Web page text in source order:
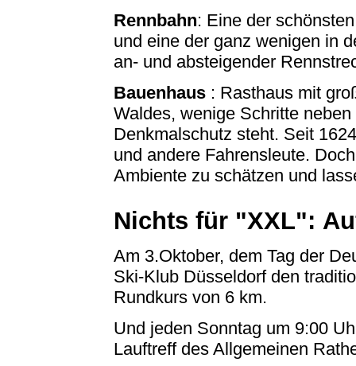
Rennbahn: Eine der
und eine der ganz wenigen in
an- und absteigender
Bauenhaus : Rasthaus mit
Waldes, wenige Schritte
Denkmalschutz steht. Seit
und andere Fahrensleute.
Ambiente zu schätzen und
Nichts für "XXL":
Am 3.Oktober, dem Tag der
Ski-Klub Düsseldorf den
Rundkurs von 6 km.
Und jeden Sonntag um 9:00
Lauftreff des Allgemeinen